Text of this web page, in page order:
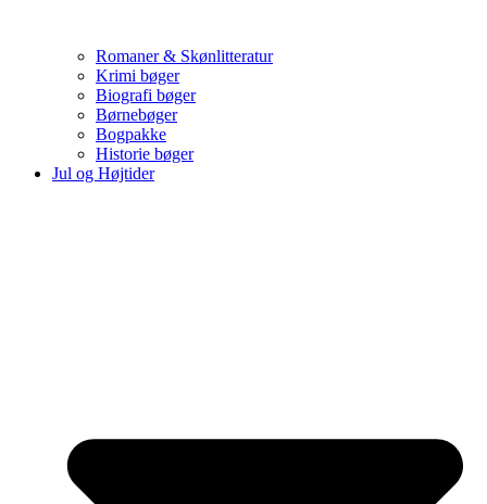
Romaner & Skønlitteratur
Krimi bøger
Biografi bøger
Børnebøger
Bogpakke
Historie bøger
Jul og Højtider